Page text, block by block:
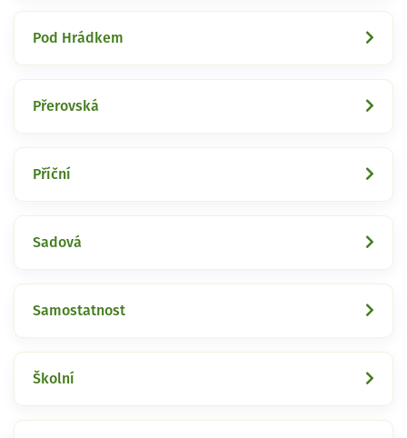
Pod Hrádkem
Přerovská
Příční
Sadová
Samostatnost
Školní